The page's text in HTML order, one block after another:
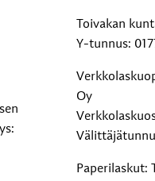
Toivakan
Y-tunnus:
Oy
Paperilaskut: